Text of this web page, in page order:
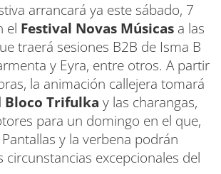
arrancará ya este sábado, 7
el Festival Novas Músicas a las
traerá sesiones B2B de Isma B
y Eyra, entre otros. A partir
la animación callejera tomará
Bloco Trifulka y las charangas,
para un domingo en el que,
y la verbena podrán
circunstancias excepcionales del